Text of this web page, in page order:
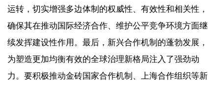
运转，切实增强多边体制的权威性、有效性和相关性，
确保其在推动国际经济合作、维护公平竞争环境方面继
续发挥建设性作用。最后，新兴合作机制的蓬勃发展，
为塑造更加均衡有效的全球治理新格局注入了强劲动
力。要积极推动金砖国家合作机制、上海合作组织等新